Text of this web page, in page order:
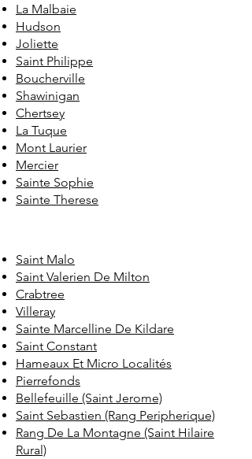
La Malbaie
Hudson
Joliette
Saint Philippe
Boucherville
Shawinigan
Chertsey
La Tuque
Mont Laurier
Mercier
Sainte Sophie
Sainte Therese
Saint Malo
Saint Valerien De Milton
Crabtree
Villeray
Sainte Marcelline De Kildare
Saint Constant
Hameaux Et Micro Localités
Pierrefonds
Bellefeuille (Saint Jerome)
Saint Sebastien (Rang Peripherique)
Rang De La Montagne (Saint Hilaire
Rural)